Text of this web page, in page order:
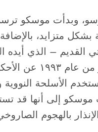
حلف وارسو،
بشكل متزايد،
القديم – الذي
يستخدم
الأسلحة
إلى أنها قد
بالهجوم